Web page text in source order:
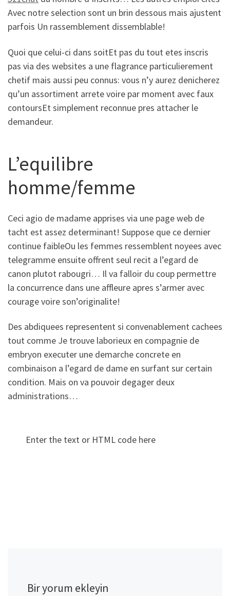
Avec notre selection sont un brin dessous mais ajustent
parfois Un rassemblement dissemblable!
Quoi que celui-ci dans soitEt pas du tout etes inscris
pas via des websites a une flagrance particulierement
chetif mais aussi peu connus: vous n’y aurez denicherez
qu’un assortiment arrete voire par moment avec faux
contoursEt simplement reconnue pres attacher le
demandeur.
L’equilibre
homme/femme
Ceci agio de madame apprises via une page web de
tacht est assez determinant! Suppose que ce dernier
continue faibleOu les femmes ressemblent noyees avec
telegramme ensuite offrent seul recit a l’egard de
canon plutot rabougri… Il va falloir du coup permettre
la concurrence dans une affleure apres s’armer avec
courage voire son’originalite!
Des abdiquees representent si convenablement cachees
tout comme Je trouve laborieux en compagnie de
embryon executer une demarche concrete en
combinaison a l’egard de dame en surfant sur certain
condition. Mais on va pouvoir degager deux
administrations…
Enter the text or HTML code here
Bir yorum ekleyin